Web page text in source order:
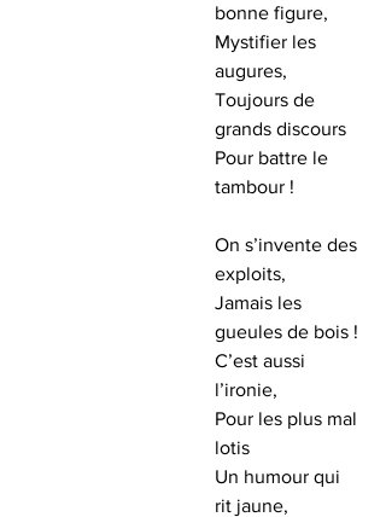
bonne figure,
Mystifier les
augures,
Toujours de
grands discours
Pour battre le
tambour !
On s’invente des
exploits,
Jamais les
gueules de bois !
C’est aussi
l’ironie,
Pour les plus mal
lotis
Un humour qui
rit jaune,